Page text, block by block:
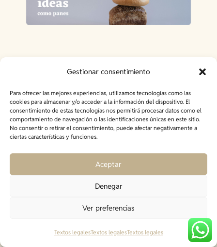
Gestionar consentimiento
Para ofrecer las mejores experiencias, utilizamos tecnologías como las
cookies para almacenar y/o acceder a la información del dispositivo. El
consentimiento de estas tecnologías nos permitirá procesar datos como el
comportamiento de navegación o las identificaciones únicas en este sitio.
No consentir o retirar el consentimiento, puede afectar negativamente a
ciertas características y funciones.
Aceptar
Denegar
Ver preferencias
Textos legalesTextos legalesTextos legales
Artículos
relacionados